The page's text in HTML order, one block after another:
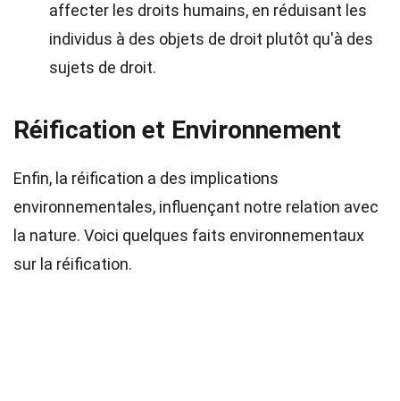
affecter les droits humains, en réduisant les
individus à des objets de droit plutôt qu'à des
sujets de droit.
Réification et Environnement
Enfin, la réification a des implications
environnementales, influençant notre relation avec
la nature. Voici quelques faits environnementaux
sur la réification.